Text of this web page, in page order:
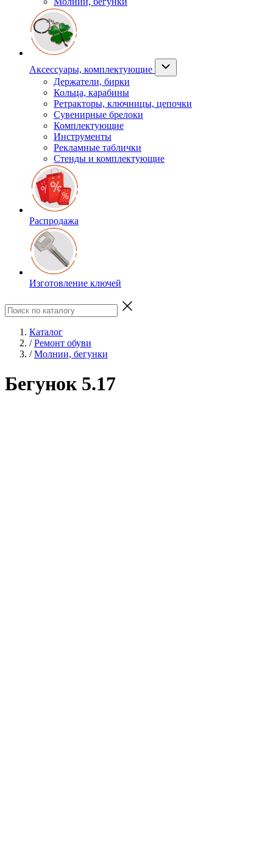
Аксессуары, комплектующие
Держатели, бирки
Кольца, карабины
Ретракторы, ключницы, цепочки
Сувенирные брелоки
Комплектующие
Инструменты
Рекламные таблички
Стенды и комплектующие
Распродажа
Изготовление ключей
Каталог
/ Ремонт обуви
/ Молнии, бегунки
Бегунок 5.17